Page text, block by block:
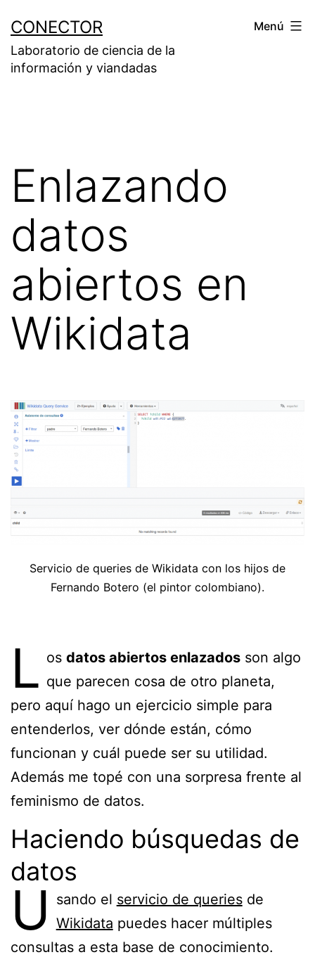
contenido
CONECTOR
Laboratorio de ciencia de la
información y viandadas
Menú
Enlazando
datos
abiertos en
Wikidata
Servicio de queries de Wikidata con los hijos de
Fernando Botero (el pintor colombiano).
L os datos abiertos enlazadosson algo
que parecen cosa de otro planeta,
pero aquí hago un ejercicio simple para
entenderlos, ver dónde están, cómo
funcionan y cuál puede ser su utilidad.
Además me topé con una sorpresa frente al
feminismo de datos.
Haciendo búsquedas de
datos
U sando el servicio de queriesde
Wikidata puedes hacer múltiples
consultas a esta base de conocimiento.